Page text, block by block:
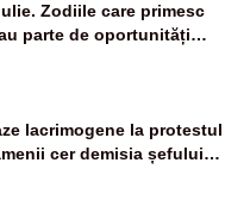
Zodiile care primesc
parte de oportunități
lacrimogene la protestul
cer demisia șefului
mutat în Piața Victoria–